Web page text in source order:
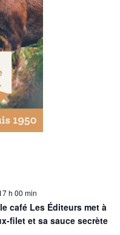
h 00 min
café Les Éditeurs met à
filet et sa sauce secrète